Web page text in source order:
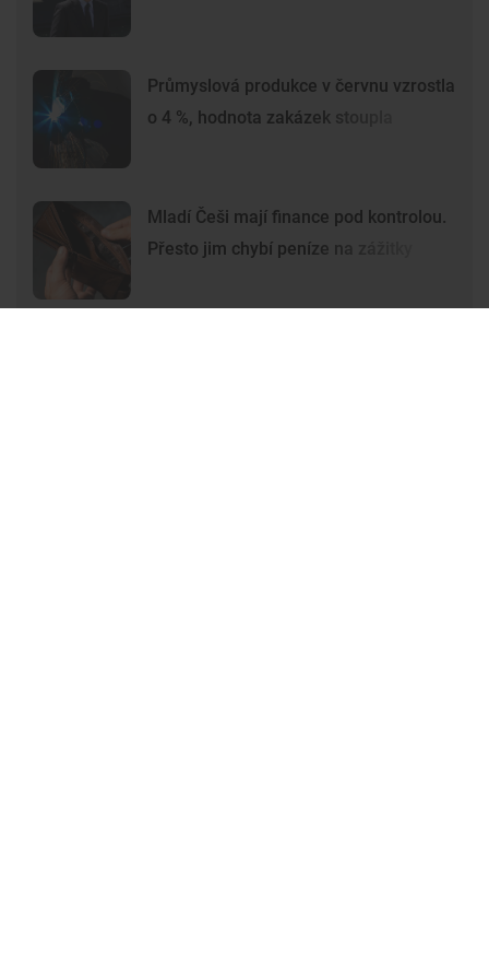
Průmyslová produkce v červnu vzrostla
o 4 %, hodnota zakázek stoupla
Mladí Češi mají finance pod kontrolou.
Přesto jim chybí peníze na zážitky